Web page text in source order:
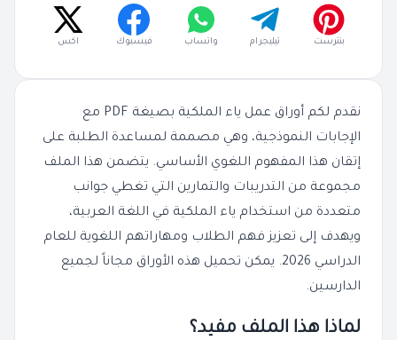
نقدم لكم أوراق عمل ياء الملكية بصيغة PDF مع
الإجابات النموذجية، وهي مصممة لمساعدة الطلبة على
إتقان هذا المفهوم اللغوي الأساسي. يتضمن هذا الملف
مجموعة من التدريبات والتمارين التي تغطي جوانب
متعددة من استخدام ياء الملكية في اللغة العربية،
ويهدف إلى تعزيز فهم الطلاب ومهاراتهم اللغوية للعام
الدراسي 2026. يمكن تحميل هذه الأوراق مجاناً لجميع
الدارسين.
لماذا هذا الملف مفيد؟
بنترست تيليجرام واتساب فيسبوك اكس